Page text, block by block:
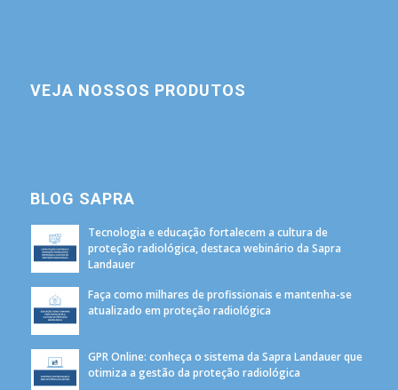
VEJA NOSSOS PRODUTOS
BLOG SAPRA
Tecnologia e educação fortalecem a cultura de
proteção radiológica, destaca webinário da Sapra
Landauer
Faça como milhares de profissionais e mantenha-se
atualizado em proteção radiológica
GPR Online: conheça o sistema da Sapra Landauer que
otimiza a gestão da proteção radiológica